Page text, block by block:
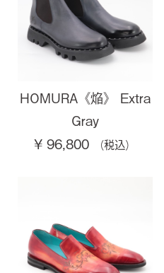
HOMURA《焔》 Extra
Gray
¥ 96,800